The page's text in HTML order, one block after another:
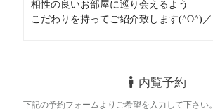
相性の良いお部屋に巡り会えるよう
こだわりを持ってご紹介致します(^O^)／
内覧予約
下記の予約フォームよりご希望を入力して下さい。